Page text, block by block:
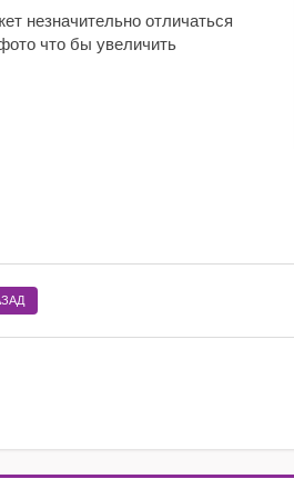
незначительно отличаться
что бы увеличить